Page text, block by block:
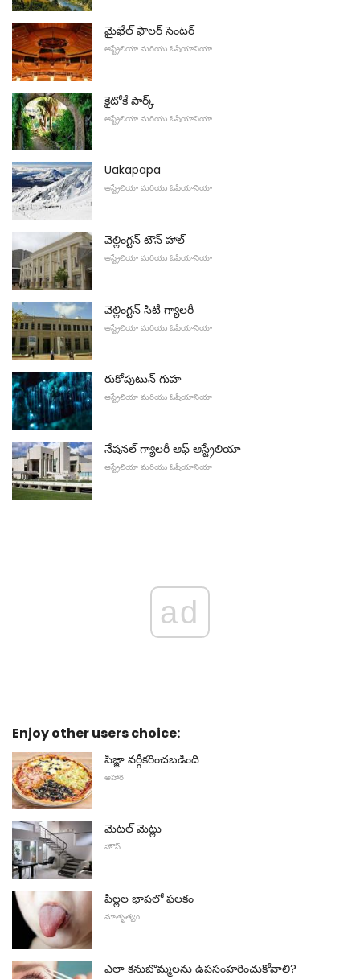
మైఖేల్ ఫౌలర్ సెంటర్
ఆస్ట్రేలియా మరియు ఓషియానియా
కైటోకే పార్క్
ఆస్ట్రేలియా మరియు ఓషియానియా
Uakapapa
ఆస్ట్రేలియా మరియు ఓషియానియా
వెల్లింగ్టన్ టౌన్ హాల్
ఆస్ట్రేలియా మరియు ఓషియానియా
వెల్లింగ్టన్ సిటీ గ్యాలరీ
ఆస్ట్రేలియా మరియు ఓషియానియా
రుకోపుటున్ గుహ
ఆస్ట్రేలియా మరియు ఓషియానియా
నేషనల్ గ్యాలరీ ఆఫ్ ఆస్ట్రేలియా
ఆస్ట్రేలియా మరియు ఓషియానియా
ad
Enjoy other users choice:
పిజ్జా వర్గీకరించబడింది
ఆహార
మెటల్ మెట్లు
హౌస్
పిల్లల భాషలో ఫలకం
మాతృత్వం
ఎలా కనుబొమ్మలను ఉపసంహరించుకోవాలి?